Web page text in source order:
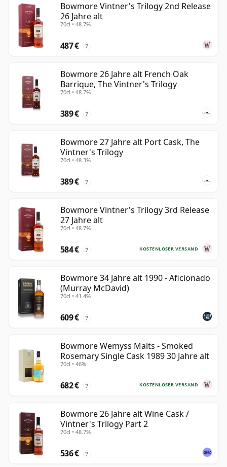
Bowmore Vintner's Trilogy 2nd Release
26 Jahre alt
70cl • 48.7%
487 € ?
Bowmore 26 Jahre alt French Oak
Barrique, The Vintner's Trilogy
70cl • 48.7%
389 € ?
Bowmore 27 Jahre alt Port Cask, The
Vintner's Trilogy
70cl • 48.3%
389 € ?
Bowmore Vintner's Trilogy 3rd Release
27 Jahre alt
70cl • 48.7%
KOSTENLOSER VERSAND
584 € ?
Bowmore 34 Jahre alt 1990 - Aficionado
(Murray McDavid)
70cl • 41.4%
609 € ?
Bowmore Wemyss Malts - Smoked
Rosemary Single Cask 1989 30 Jahre alt
70cl • 46%
KOSTENLOSER VERSAND
682 € ?
Bowmore 26 Jahre alt Wine Cask /
Vintner's Trilogy Part 2
70cl • 48.7%
536 € ?